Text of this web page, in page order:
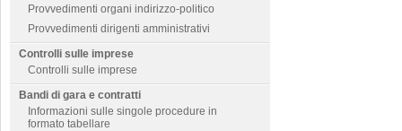
Provvedimenti organi indirizzo-politico
Provvedimenti dirigenti amministrativi
Controlli sulle imprese
Controlli sulle imprese
Bandi di gara e contratti
Informazioni sulle singole procedure in
formato tabellare